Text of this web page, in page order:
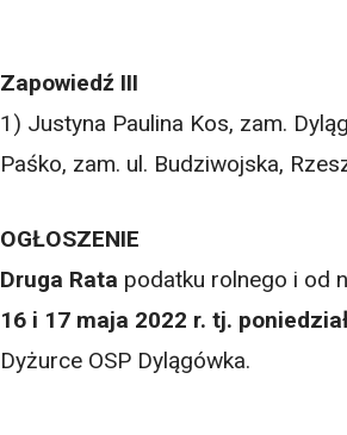
Zapowiedź III
1) Justyna Paulina Kos, zam.
Paśko, zam. ul. Budziwojska,
OGŁOSZENIE
Druga Rata podatku rolnego i od
16 i 17 maja 2022 r. tj.
Dyżurce OSP Dylągówka.